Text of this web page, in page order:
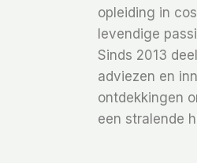
opleiding in
levendige
Sinds 2013
adviezen en
ontdekkingen
een stralende